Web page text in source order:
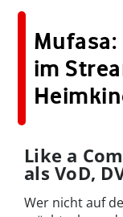
Mufasa:
im
Like a
als VoD,
Wer nicht auf